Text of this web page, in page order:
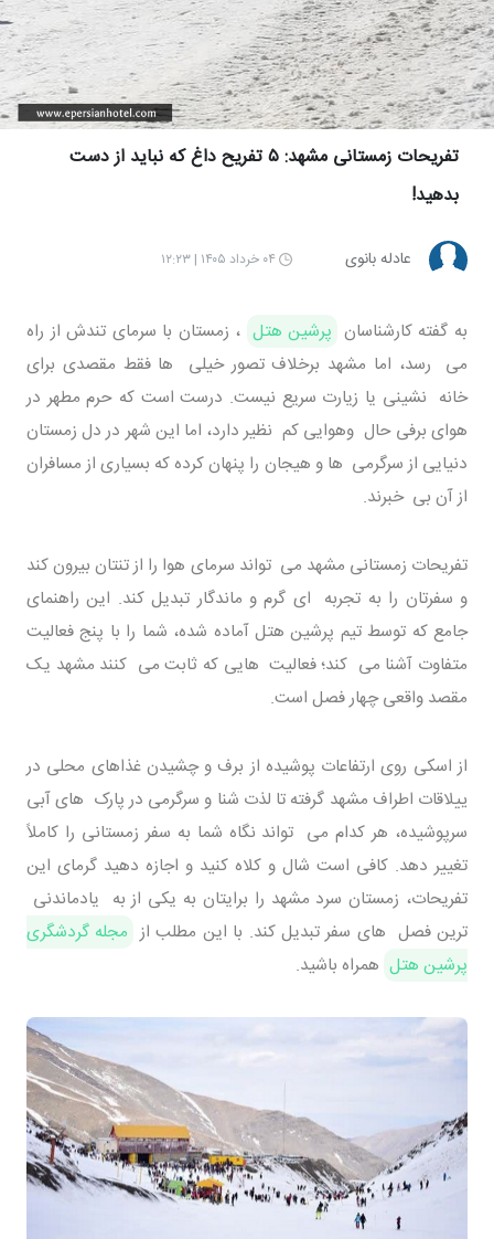
تفریحات زمستانی مشهد: ۵ تفریح داغ که نباید از دست
بدهید!
عادله بانوی ۰۴ خرداد ۱۴۰۵ | ۱۲:۲۳
به گفته کارشناسان پرشین هتل ، زمستان با سرمای تندش از راه
می رسد، اما مشهد برخلاف تصور خیلی ها فقط مقصدی برای
خانه نشینی یا زیارت سریع نیست. درست است که حرم مطهر در
هوای برفی حال وهوایی کم نظیر دارد، اما این شهر در دل زمستان
دنیایی از سرگرمی ها و هیجان را پنهان کرده که بسیاری از مسافران
از آن بی خبرند.
تفریحات زمستانی مشهد می تواند سرمای هوا را از تنتان بیرون کند
و سفرتان را به تجربه ای گرم و ماندگار تبدیل کند. این راهنمای
جامع که توسط تیم پرشین هتل آماده شده، شما را با پنج فعالیت
متفاوت آشنا می کند؛ فعالیت هایی که ثابت می کنند مشهد یک
مقصد واقعی چهار فصل است.
از اسکی روی ارتفاعات پوشیده از برف و چشیدن غذاهای محلی در
ییلاقات اطراف مشهد گرفته تا لذت شنا و سرگرمی در پارک های آبی
سرپوشیده، هر کدام می تواند نگاه شما به سفر زمستانی را کاملاً
تغییر دهد. کافی است شال و کلاه کنید و اجازه دهید گرمای این
تفریحات، زمستان سرد مشهد را برایتان به یکی از به یادماندنی
ترین فصل های سفر تبدیل کند. با این مطلب از مجله گردشگری
پرشین هتل همراه باشید.